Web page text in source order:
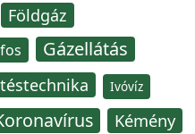
Földgáz
Gázellátás
Ivóvíz
Kémény